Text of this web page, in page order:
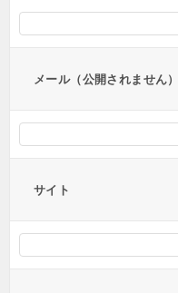
メール（公開されません）
サイト